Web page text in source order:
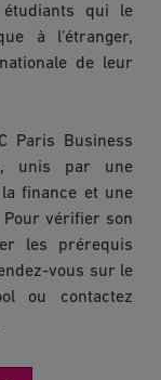
étudiants qui le
à l'étranger,
de leur
Paris Business
unis par une
finance et une
Pour vérifier son
les prérequis
vous sur le
ou contactez